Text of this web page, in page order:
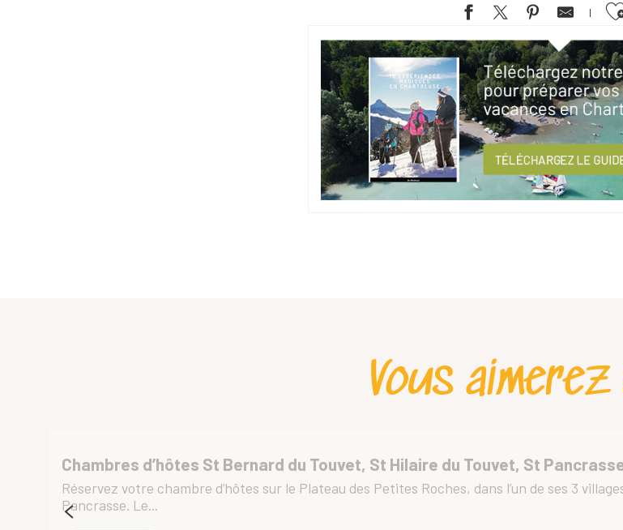
Le Machu Picchu
Vous
Chambres d’hôtes St Bernard du Touvet, St Hilaire du Touvet, St
Réservez votre chambre d’hôtes sur le Plateau des Petites Roches, dans l’un de ses 3
Pancrasse. Le...